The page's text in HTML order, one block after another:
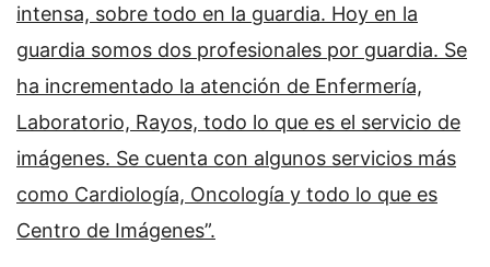
intensa, sobre todo en la guardia. Hoy en la
guardia somos dos profesionales por guardia. Se
ha incrementado la atención de Enfermería,
Laboratorio, Rayos, todo lo que es el servicio de
imágenes. Se cuenta con algunos servicios más
como Cardiología, Oncología y todo lo que es
Centro de Imágenes”.